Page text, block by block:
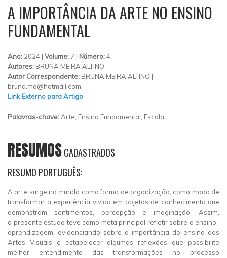
A IMPORTÂNCIA DA ARTE NO ENSINO
FUNDAMENTAL
Ano: 2024 | Volume: 7 | Número:4
Autores: BRUNA MEIRA ALTINO
Autor Correspondente: BRUNA MEIRA ALTINO |
bruna.ma@hotmail.com
Link Externo para Artigo
Palavras-chave:Arte; Ensino Fundamental; Escola.
RESUMOSCADASTRADOS
RESUMO PORTUGUÊS:
A arte surge no mundo como forma de organização, como modo de
transformar a experiência vivida em objetos de conhecimento que
demonstram sentimentos, percepção e imaginação. Assim,
o presente estudo teve como meta principal refletir sobre o ensino-
aprendizagem, evidenciando sobre a importância do ensino das
Artes Visuais e estabelecer algumas reflexões que possibilite
melhor entendimento das transformações no processo